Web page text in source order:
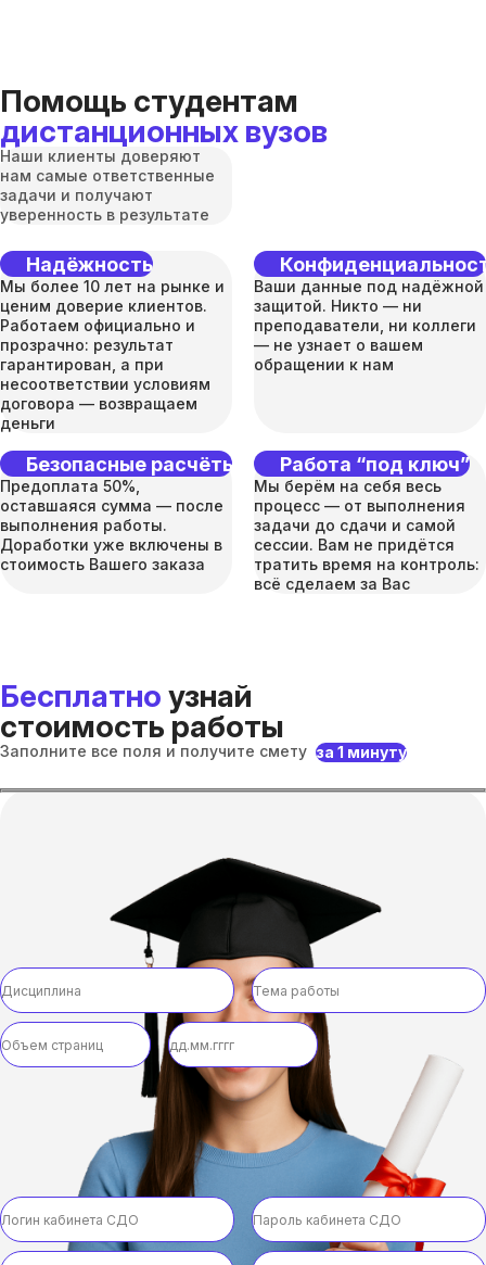
Помощь студентам
дистанционных вузов
Наши клиенты доверяют
нам самые ответственные
задачи и получают
уверенность в результате
Надёжность
Мы более 10 лет на рынке и
ценим доверие клиентов.
Работаем официально и
прозрачно: результат
гарантирован, а при
несоответствии условиям
договора — возвращаем
деньги
Ваши данные под надёжной
защитой. Никто — ни
преподаватели, ни коллеги
— не узнает о вашем
обращении к нам
Безопасные расчёты
Предоплата 50%,
оставшаяся сумма — после
выполнения работы.
Доработки уже включены в
стоимость Вашего заказа
Работа “под ключ”
Мы берём на себя весь
процесс — от выполнения
задачи до сдачи и самой
сессии. Вам не придётся
тратить время на контроль:
всё сделаем за Вас
Бесплатно узнай
стоимость работы
Заполните все поля и получите смету за 1 минуту